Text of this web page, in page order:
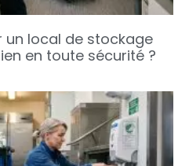
local de stockage
en toute sécurité ?